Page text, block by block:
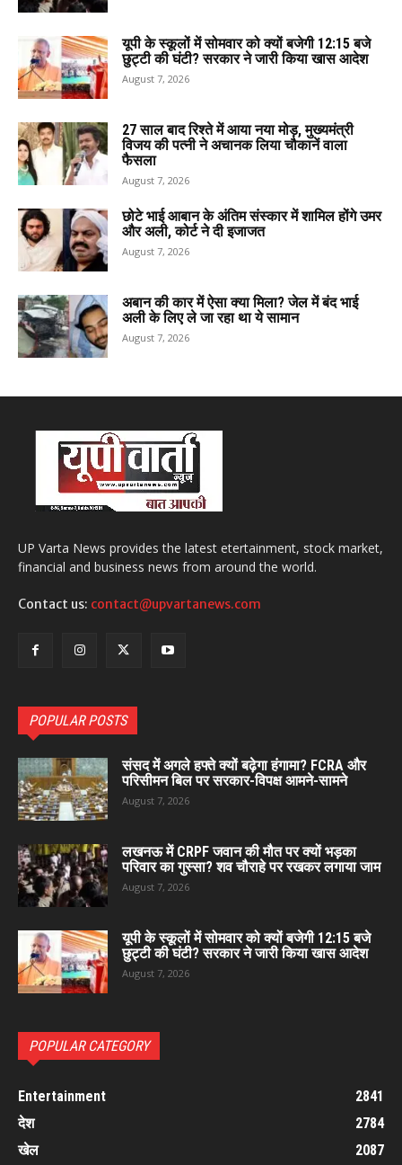
यूपी के स्कूलों में सोमवार को क्यों बजेगी 12:15 बजे
छुट्टी की घंटी? सरकार ने जारी किया खास आदेश
August 7, 2026
27 साल बाद रिश्ते में आया नया मोड़, मुख्यमंत्री
विजय की पत्नी ने अचानक लिया चौकानें वाला
फैसला
August 7, 2026
छोटे भाई आबान के अंतिम संस्कार में शामिल होंगे उमर
और अली, कोर्ट ने दी इजाजत
August 7, 2026
अबान की कार में ऐसा क्या मिला? जेल में बंद भाई
अली के लिए ले जा रहा था ये सामान
August 7, 2026
UP Varta News provides the latest etertainment, stock market,
financial and business news from around the world.
Contact us: contact@upvartanews.com
POPULAR POSTS
संसद में अगले हफ्ते क्यों बढ़ेगा हंगामा? FCRA और
परिसीमन बिल पर सरकार-विपक्ष आमने-सामने
August 7, 2026
लखनऊ में CRPF जवान की मौत पर क्यों भड़का
परिवार का गुस्सा? शव चौराहे पर रखकर लगाया जाम
August 7, 2026
यूपी के स्कूलों में सोमवार को क्यों बजेगी 12:15 बजे
छुट्टी की घंटी? सरकार ने जारी किया खास आदेश
August 7, 2026
POPULAR CATEGORY
Entertainment
2841
देश
2784
खेल
2087